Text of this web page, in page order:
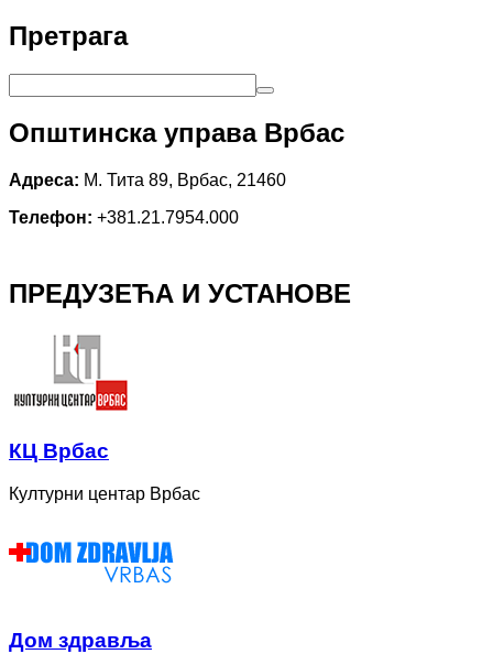
Претрага
Општинска управа Врбас
Адреса: М. Тита 89, Врбас, 21460
Телефон: +381.21.7954.000
ПРЕДУЗЕЋА И УСТАНОВЕ
КЦ Врбас
Културни центар Врбас
Дом здравља